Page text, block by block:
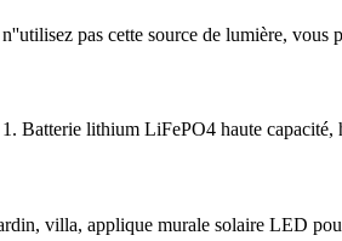
pas cette source de lumière, vous
Batterie lithium LiFePO4 haute capacité,
villa, applique murale solaire LED